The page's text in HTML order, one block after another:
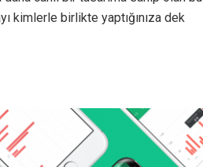
kimlerle birlikte yaptığınıza dek